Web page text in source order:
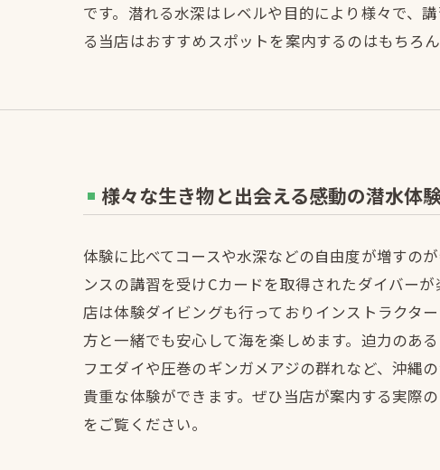
です。潜れる水深はレベルや目的により様々で、
る当店はおすすめスポットを案内するのはもちろ
様々な生き物と出会える感動の潜水体
体験に比べてコースや水深などの自由度が増すの
ンスの講習を受けCカードを取得されたダイバー
店は体験ダイビングも行っておりインストラクタ
方と一緒でも安心して海を楽しめます。迫力のあ
フエダイや圧巻のギンガメアジの群れなど、沖縄
貴重な体験ができます。ぜひ当店が案内する実際
をご覧ください。